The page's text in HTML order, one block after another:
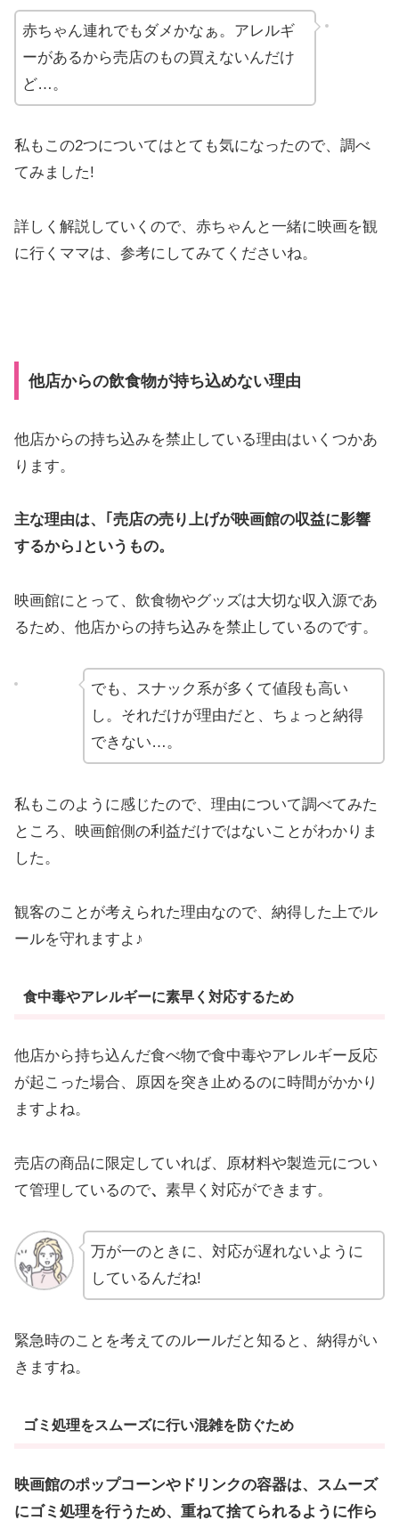
赤ちゃん連れでもダメかなぁ。アレルギ
ーがあるから売店のもの買えないんだけ
ど…。
私もこの2つについてはとても気になったので、調べ
てみました!
詳しく解説していくので、赤ちゃんと一緒に映画を観
に行くママは、参考にしてみてくださいね。
他店からの飲食物が持ち込めない理由
他店からの持ち込みを禁止している理由はいくつかあ
ります。
主な理由は、｢売店の売り上げが映画館の収益に影響
するから｣というもの。
映画館にとって、飲食物やグッズは大切な収入源であ
るため、他店からの持ち込みを禁止しているのです。
でも、スナック系が多くて値段も高い
し。それだけが理由だと、ちょっと納得
できない…。
私もこのように感じたので、理由について調べてみた
ところ、映画館側の利益だけではないことがわかりま
した。
観客のことが考えられた理由なので、納得した上でル
ールを守れますよ♪
食中毒やアレルギーに素早く対応するため
他店から持ち込んだ食べ物で食中毒やアレルギー反応
が起こった場合、原因を突き止めるのに時間がかかり
ますよね。
売店の商品に限定していれば、原材料や製造元につい
て管理しているので、 素早く対応ができます。
万が一のときに、対応が遅れないように
しているんだね!
緊急時のことを考えてのルールだと知ると、納得がい
きますね。
ゴミ処理をスムーズに行い混雑を防ぐため
映画館のポップコーンやドリンクの容器は、スムーズ
にゴミ処理を行うため、重ねて捨てられるように作ら